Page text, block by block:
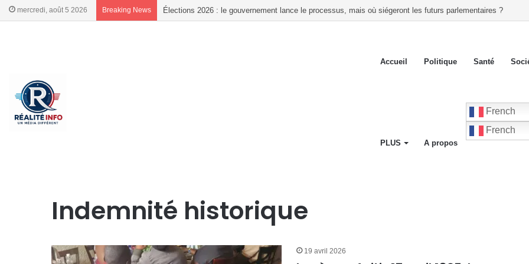
mercredi, août 5 2026 Breaking News Élections 2026 : le gouvernement lance le processus, mais où siégeront les futurs parlementaires ?
Accueil Politique Santé
PLUS A propos
French
French
French
Indemnité historique
19 avril 2026